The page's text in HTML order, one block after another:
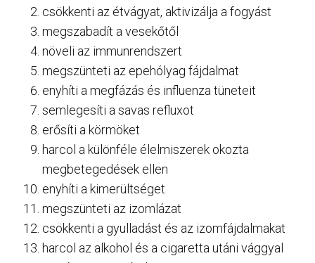
csökkenti az étvágyat, aktivizálja a fogyást
megszabadít a vesekőtől
növeli az immunrendszert
megszünteti az epehólyag fájdalmat
enyhíti a megfázás és influenza tüneteit
semlegesíti a savas refluxot
erősíti a körmöket
harcol a különféle élelmiszerek okozta
megbetegedések ellen
enyhíti a kimerültséget
megszünteti az izomlázat
csökkenti a gyulladást és az izomfájdalmakat
harcol az alkohol és a cigaretta utáni vággyal